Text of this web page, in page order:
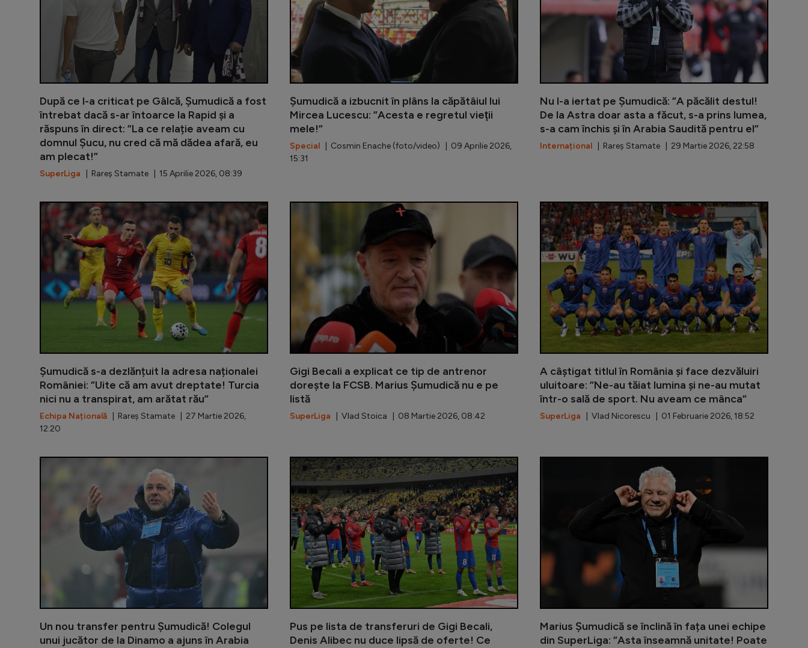
După ce l-a criticat pe Gâlcă, Șumudică a fost
întrebat dacă s-ar întoarce la Rapid și a
răspuns în direct: ”La ce relație aveam cu
domnul Șucu, nu cred că mă dădea afară, eu
am plecat!”
SuperLiga | Rareș Stamate | 15 Aprilie 2026, 08:39
Șumudică a izbucnit în plâns la căpătâiul lui
Mircea Lucescu: ”Acesta e regretul vieţii
mele!”
Special | Cosmin Enache (foto/video) | 09 Aprilie 2026,
15:31
Nu l-a iertat pe Șumudică: ”A păcălit destul!
De la Astra doar asta a făcut, s-a prins lumea,
s-a cam închis și în Arabia Saudită pentru el”
Internațional | Rareș Stamate | 29 Martie 2026, 22:58
Șumudică s-a dezlănțuit la adresa naționalei
României: ”Uite că am avut dreptate! Turcia
nici nu a transpirat, am arătat rău”
Echipa Națională | Rareș Stamate | 27 Martie 2026,
12:20
Șumudică s-a dezlănțuit la adresa naționalei României: ”Uite
Gigi Becali a explicat ce tip de antrenor
dorește la FCSB. Marius Șumudică nu e pe
listă
SuperLiga | Vlad Stoica | 08 Martie 2026, 08:42
Gigi Becali
A câștigat titlul în România și face dezvăluiri
uluitoare: ”Ne-au tăiat lumina și ne-au mutat
într-o sală de sport. Nu aveam ce mânca”
SuperLiga | Vlad Nicorescu | 01 Februarie 2026, 18:52
Un nou transfer pentru Șumudică! Colegul
unui jucător de la Dinamo a ajuns în Arabia
Un nou transfer pentru Șumudică! Colegul unui jucător de la
Pus pe lista de transferuri de Gigi Becali,
Denis Alibec nu duce lipsă de oferte! Ce
Marius Șumudică se înclină în fața unei echipe
din SuperLiga: ”Asta înseamnă unitate! Poate